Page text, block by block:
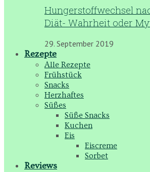
Hungerstoffwechsel
Diät- Wahrheit oder
29. September 2019
Rezepte
Alle Rezepte
Frühstück
Snacks
Herzhaftes
Süßes
Süße Snacks
Kuchen
Eis
Eiscreme
Sorbet
Reviews